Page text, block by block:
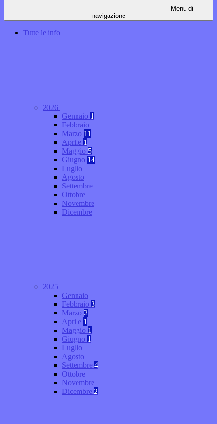
Menu di
navigazione
Tutte le info
2026
Gennaio 1
Febbraio
Marzo 11
Aprile 1
Maggio 5
Giugno 14
Luglio
Agosto
Settembre
Ottobre
Novembre
Dicembre
2025
Gennaio
Febbraio 3
Marzo 2
Aprile 1
Maggio 1
Giugno 1
Luglio
Agosto
Settembre 4
Ottobre
Novembre
Dicembre 2